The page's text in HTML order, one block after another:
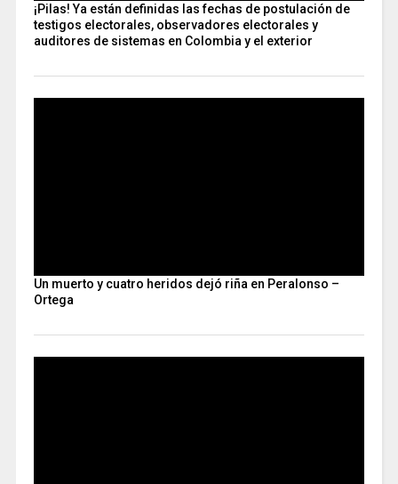
¡Pilas! Ya están definidas las fechas de postulación de
testigos electorales, observadores electorales y
auditores de sistemas en Colombia y el exterior
Un muerto y cuatro heridos dejó riña en Peralonso –
Ortega